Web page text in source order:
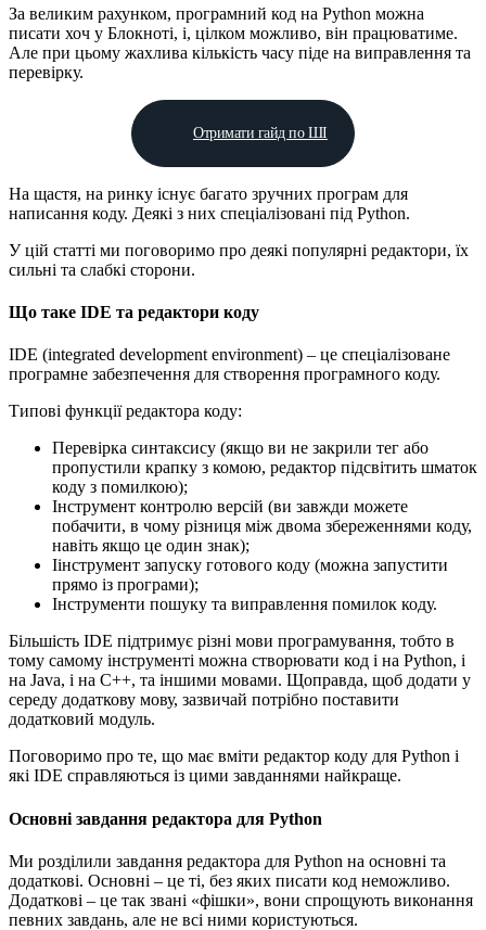
За великим рахунком, програмний код на Python можна
писати хоч у Блокноті, і, цілком можливо, він працюватиме.
Але при цьому жахлива кількість часу піде на виправлення та
перевірку.
Отримати гайд по ШІ
На щастя, на ринку існує багато зручних програм для
написання коду. Деякі з них спеціалізовані під Python.
У цій статті ми поговоримо про деякі популярні редактори, їх
сильні та слабкі сторони.
Що таке IDE та редактори коду
IDE (integrated development environment) – це спеціалізоване
програмне забезпечення для створення програмного коду.
Типові функції редактора коду:
Перевірка синтаксису (якщо ви не закрили тег або
пропустили крапку з комою, редактор підсвітить шматок
коду з помилкою);
Інструмент контролю версій (ви завжди можете
побачити, в чому різниця між двома збереженнями коду,
навіть якщо це один знак);
Іінструмент запуску готового коду (можна запустити
прямо із програми);
Інструменти пошуку та виправлення помилок коду.
Більшість IDE підтримує різні мови програмування, тобто в
тому самому інструменті можна створювати код і на Python, і
на Java, і на С++, та іншими мовами. Щоправда, щоб додати у
середу додаткову мову, зазвичай потрібно поставити
додатковий модуль.
Поговоримо про те, що має вміти редактор коду для Python і
які IDE справляються із цими завданнями найкраще.
Основні завдання редактора для Python
Ми розділили завдання редактора для Python на основні та
додаткові. Основні – це ті, без яких писати код неможливо.
Додаткові – це так звані «фішки», вони спрощують виконання
певних завдань, але не всі ними користуються.